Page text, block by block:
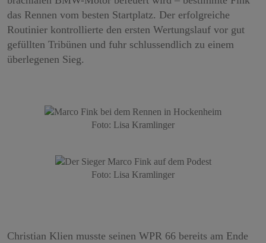
das Rennen vom besten Startplatz. Der erfolgreiche
Routinier kontrollierte den ersten Wertungslauf vor gut
gefüllten Tribünen und fuhr schlussendlich zu einem
überlegenen Sieg.
Foto: Lisa Kramlinger
Foto: Lisa Kramlinger
Christian Klien musste seinen WPR 66 bereits am Ende